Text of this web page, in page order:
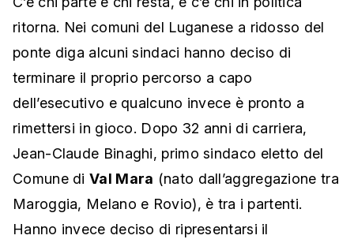
ritorna. Nei comuni del Luganese a ridosso del
ponte diga alcuni sindaci hanno deciso di
terminare il proprio percorso a capo
dell’esecutivo e qualcuno invece è pronto a
rimettersi in gioco. Dopo 32 anni di carriera,
Jean-Claude Binaghi, primo sindaco eletto del
Comune diVal Mara (nato dall’aggregazione tra
Maroggia, Melano e Rovio), è tra i partenti.
Hanno invece deciso di ripresentarsi il